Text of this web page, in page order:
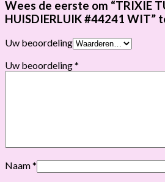
Wees de eerste om “TRIXIE
HUISDIERLUIK #44241 WIT”
Uw beoordeling
Uw beoordeling*
Naam*